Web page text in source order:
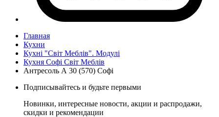
Главная
Кухни
Кухні "Світ Меблів". Модулі
Кухня Софі Світ Меблів
Антресоль А 30 (570) Софі
Подписывайтесь и будьте первыми
Новинки, интересные новости, акции и распродажи,
скидки и рекомендации